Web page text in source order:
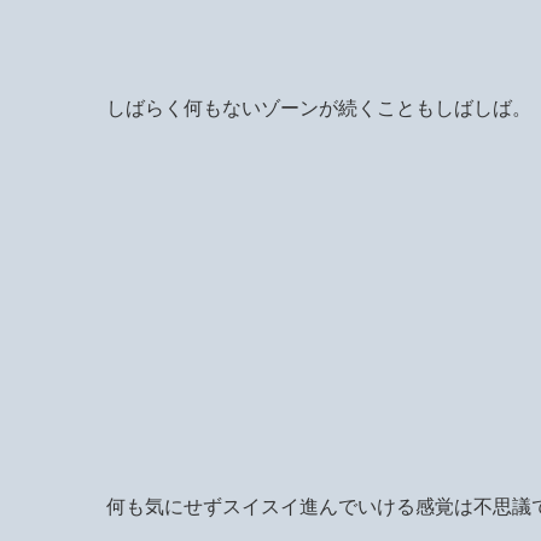
しばらく何もないゾーンが続くこともしばしば。
何も気にせずスイスイ進んでいける感覚は不思議